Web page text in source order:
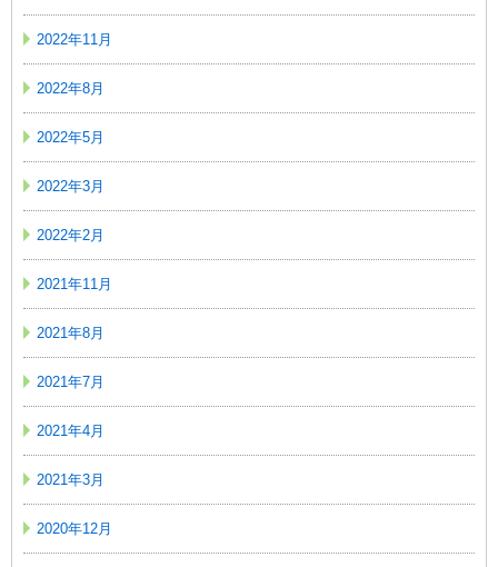
2022年11月
2022年8月
2022年5月
2022年3月
2022年2月
2021年11月
2021年8月
2021年7月
2021年4月
2021年3月
2020年12月